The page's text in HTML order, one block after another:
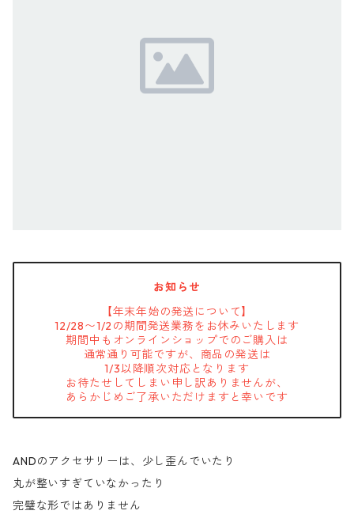
お知らせ
【年末年始の発送について】
12/28〜1/2の期間発送業務をお休みいたします
期間中もオンラインショップでのご購入は
通常通り可能ですが、商品の発送は
1/3以降順次対応となります
お待たせしてしまい申し訳ありませんが、
あらかじめご了承いただけますと幸いです
ANDのアクセサリーは、少し歪んでいたり
丸が整いすぎていなかったり
完璧な形ではありません